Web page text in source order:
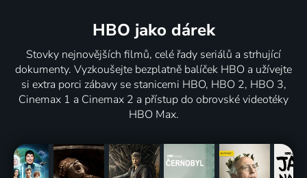
HBO jako dárek
Stovky nejnovějších filmů, celé řady seriálů a strhující
dokumenty. Vyzkoušejte bezplatně balíček HBO a užívejte
si extra porci zábavy se stanicemi HBO, HBO 2, HBO 3,
Cinemax 1 a Cinemax 2 a přístup do obrovské videotéky
HBO Max.